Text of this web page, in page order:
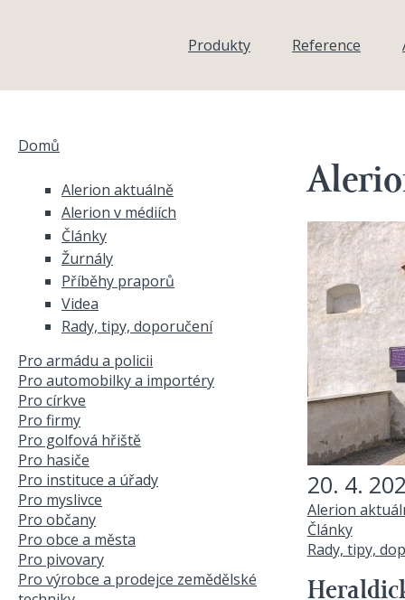
Produkty
Reference
Domů
20. 4.
Alerion
Články
Rady, tipy,
Alerion aktuálně
Alerion v médiích
Články
Žurnály
Příběhy praporů
Videa
Rady, tipy, doporučení
Pro armádu a policii
Pro automobilky a importéry
Pro církve
Pro firmy
Pro golfová hřiště
Pro hasiče
Pro instituce a úřady
Pro myslivce
Pro občany
Pro obce a města
Pro pivovary
Pro výrobce a prodejce zemědělské